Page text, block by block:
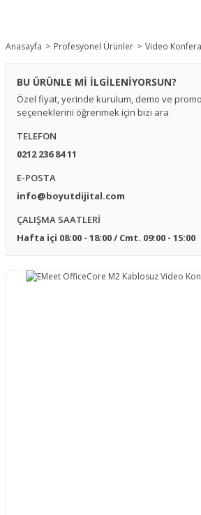
Anasayfa Profesyonel Ürünler Video
BU ÜRÜNLE Mİ İLGİLENİYORSUN?
Özel fiyat, yerinde kurulum, demo ve
seçeneklerini öğrenmek için bizi ara
TELEFON
0212 236 84 11
E-POSTA
info@boyutdijital.com
ÇALIŞMA SAATLERİ
Hafta içi 08:00 - 18:00 / Cmt. 09:00 - 15:00